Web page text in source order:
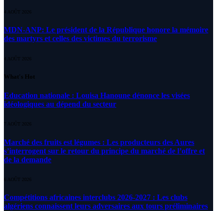
4 AOÛT 2026
MDN-ANP: Le président de la République honore la mémoire
des martyrs et celles des victimes du terrorisme
4 AOÛT 2026
What's Hot
Education nationale : Louisa Hanoune dénonce les visées
idéologiques au dépend du secteur
7 AOÛT 2026
Marché des fruits est légumes : Les producteurs des Aures
s’interrogent sur le retour du principe du marché de l’offre et
de la demande
6 AOÛT 2026
Compétitions africaines interclubs 2026-2027 : Les clubs
algériens connaissent leurs adversaires aux tours préliminaires